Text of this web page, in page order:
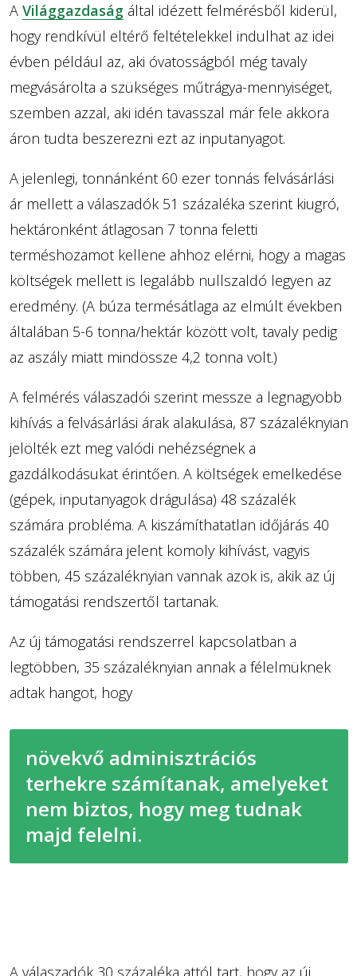
A Világgazdaságáltal idézett felmérésből kiderül,
hogy rendkívül eltérő feltételekkel indulhat az idei
évben például az, aki óvatosságból még tavaly
megvásárolta a szükséges műtrágya-mennyiséget,
szemben azzal, aki idén tavasszal már fele akkora
áron tudta beszerezni ezt az inputanyagot.
A jelenlegi, tonnánként 60 ezer tonnás felvásárlási
ár mellett a válaszadók 51 százaléka szerint kiugró,
hektáronként átlagosan 7 tonna feletti
terméshozamot kellene ahhoz elérni, hogy a magas
költségek mellett is legalább nullszaldó legyen az
eredmény. (A búza termésátlaga az elmúlt években
általában 5-6 tonna/hektár között volt, tavaly pedig
az aszály miatt mindössze 4,2 tonna volt.)
A felmérés válaszadói szerint messze a legnagyobb
kihívás a felvásárlási árak alakulása, 87 százaléknyian
jelölték ezt meg valódi nehézségnek a
gazdálkodásukat érintően. A költségek emelkedése
(gépek, inputanyagok drágulása) 48 százalék
számára probléma. A kiszámíthatatlan időjárás 40
százalék számára jelent komoly kihívást, vagyis
többen, 45 százaléknyian vannak azok is, akik az új
támogatási rendszertől tartanak.
Az új támogatási rendszerrel kapcsolatban a
legtöbben, 35 százaléknyian annak a félelmüknek
adtak hangot, hogy
növekvő adminisztrációs
terhekre számítanak, amelyeket
nem biztos, hogy meg tudnak
majd felelni.